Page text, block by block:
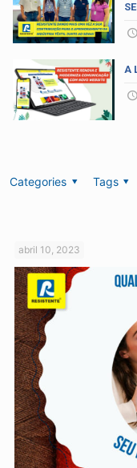
A
Categories Tags
abril 10, 2023